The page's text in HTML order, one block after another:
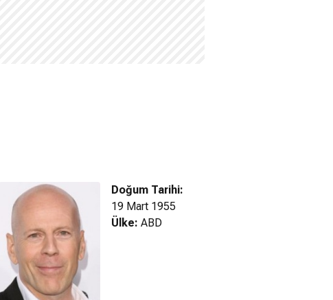
Detective Knight:
Independence
(2023) Fragman
Doğum Tarihi:
19 Mart 1955
Ülke: ABD